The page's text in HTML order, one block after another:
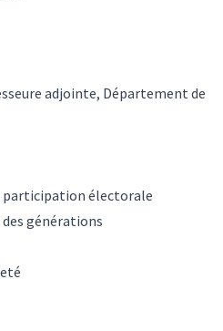
adjointe, Département de
participation électorale
générations